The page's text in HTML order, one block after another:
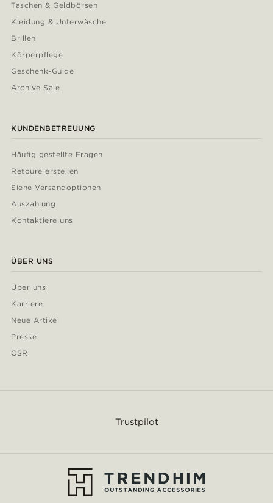
Taschen & Geldbörsen
Kleidung & Unterwäsche
Brillen
Körperpflege
Geschenk-Guide
Archive Sale
KUNDENBETREUUNG
Häufig gestellte Fragen
Retoure erstellen
Siehe Versandoptionen
Auszahlung
Kontaktiere uns
ÜBER UNS
Über uns
Karriere
Neue Artikel
Presse
CSR
Trustpilot